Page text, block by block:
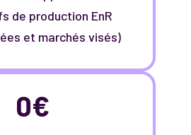
de production EnR
et marchés visés)
0€